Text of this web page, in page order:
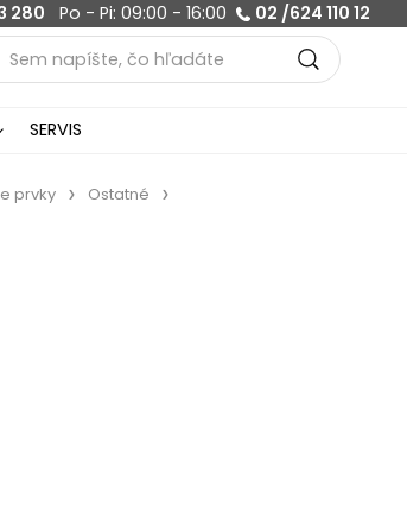
280 Po - Pi: 09:00 - 16:00 02 /624 110 12
SERVIS
prvky Ostatné